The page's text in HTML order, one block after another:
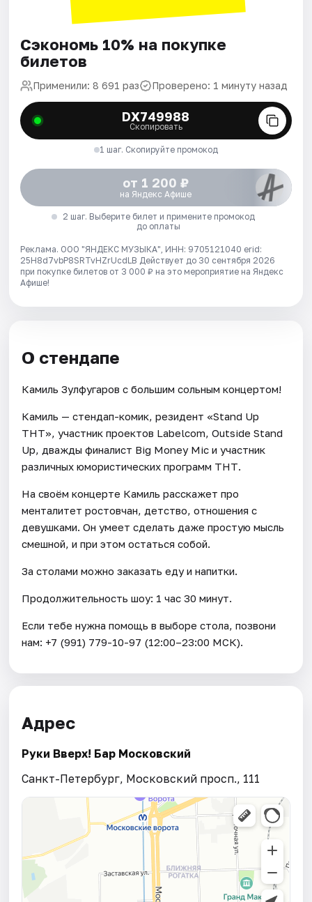
Сэкономь 10% на покупке
билетов
Применили: 8 691 раз Проверено: 1 минуту назад
DX749988
Скопировать
1 шаг. Скопируйте промокод
от 1 200 ₽
на Яндекс Афише
2 шаг. Выберите билет и примените промокод
до оплаты
Реклама. ООО "ЯНДЕКС МУЗЫКА", ИНН: 9705121040 erid:
25H8d7vbP8SRTvHZrUcdLB Действует до 30 сентября 2026
при покупке билетов от 3 000 ₽ на это мероприятие на Яндекс
Афише!
О стендапе
Камиль Зулфугаров с большим сольным концертом!
Камиль — стендап-комик, резидент «Stand Up
ТНТ», участник проектов Labelcom, Outside Stand
Up, дважды финалист Big Money Mic и участник
различных юмористических программ ТНТ.
На своём концерте Камиль расскажет про
менталитет ростовчан, детство, отношения с
девушками. Он умеет сделать даже простую мысль
смешной, и при этом остаться собой.
За столами можно заказать еду и напитки.
Продолжительность шоу: 1 час 30 минут.
Если тебе нужна помощь в выборе стола, позвони
нам: +7 (991) 779-10-97 (12:00–23:00 МСК).
Адрес
Руки Вверх! Бар Московский
Санкт-Петербург, Московский просп., 111